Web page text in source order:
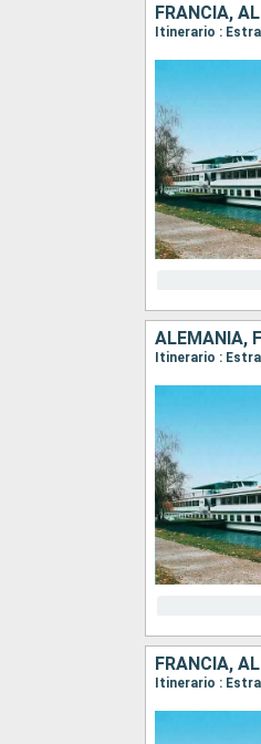
FRANCIA,
Itinerario :
ALEMANIA,
Itinerario :
FRANCIA,
Itinerario :